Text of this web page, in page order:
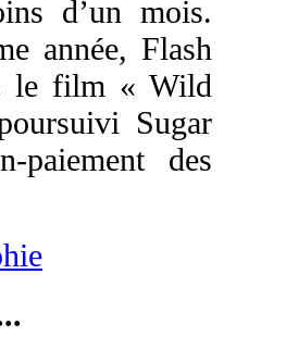
d’un mois.
année, Flash
le film « Wild
Sugar
des